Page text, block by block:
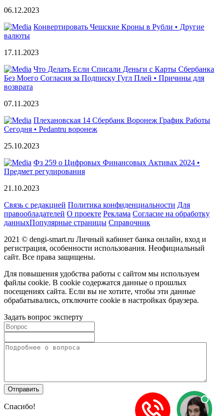
06.12.2023
Конвертировать Чешские Кроны в Рубли • Другие
валюты
17.11.2023
Что Делать Если Списали Деньги с Карты Сбербанка
Без Моего Согласия за Подписку Гугл Плей • Причины для
возврата
07.11.2023
Плехановская 14 Сбербанк Воронеж График Работы
Сегодня • Pedantru воронеж
25.10.2023
Фз 259 о Цифровых Финансовых Активах 2024 •
Предмет регулирования
21.10.2023
Связь с редакцией Политика конфиденциальности Для
правообладателей О проекте Реклама Согласие на обработку
данныхПопулярные страницы Справочник
2021 © dengi-smart.ru Личный кабинет банка онлайн, вход и
регистрация, особенности использования. Неофициальный
сайт. Все права защищены.
Для повышения удобства работы с сайтом мы используем
файлы cookie. В cookie содержатся данные о прошлых
посещениях сайта. Если вы не хотите, чтобы эти данные
обрабатывались, отключите cookie в настройках браузера.
Задать вопрос эксперту
Спасибо!